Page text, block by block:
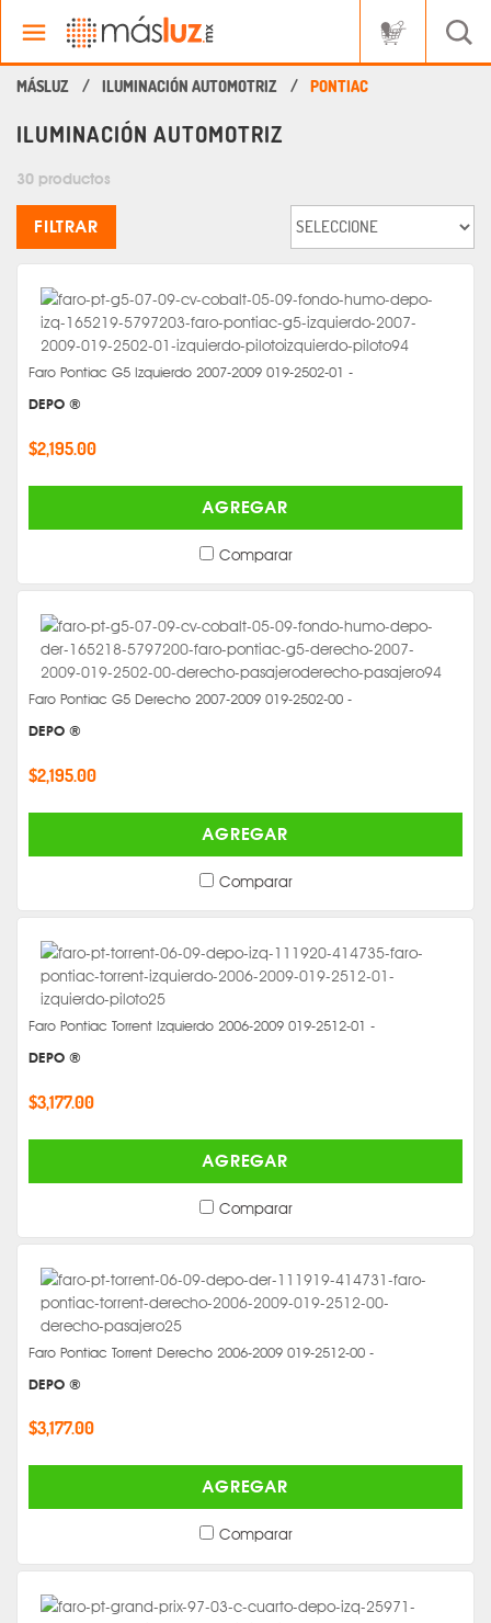
ILUMINACIÓN AUTOMOTRIZ PONTIAC
ILUMINACIÓN AUTOMOTRIZ
30 productos
FILTRAR
Faro Pontiac G5 Izquierdo 2007-2009 019-2502-01 -
DEPO ®
$2,195.00
AGREGAR
Comparar
Faro Pontiac G5 Derecho 2007-2009 019-2502-00 -
DEPO ®
$2,195.00
AGREGAR
Comparar
Faro Pontiac Torrent Izquierdo 2006-2009 019-2512-01 -
DEPO ®
$3,177.00
AGREGAR
Comparar
Faro Pontiac Torrent Derecho 2006-2009 019-2512-00 -
DEPO ®
$3,177.00
AGREGAR
Comparar